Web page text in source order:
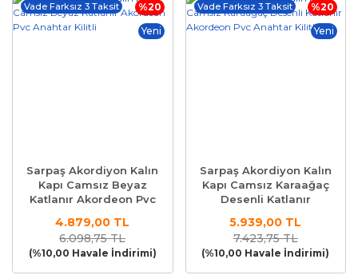
%20
Yeni
Vade Farksız 3 Taksit
Sarpaş Akordiyon Kalın
Kapı Camsız Beyaz
Katlanır Akordeon Pvc
4.879,00 TL
6.098,75 TL
(%10,00 Havale İndirimi)
%20
Yeni
Vade Farksız 3 Taksit
Sarpaş Akordiyon Kalın
Kapı Camsız Karaağaç
Desenli Katlanır
Kilitli
5.939,00 TL
7.423,75 TL
(%10,00 Havale İndirimi)